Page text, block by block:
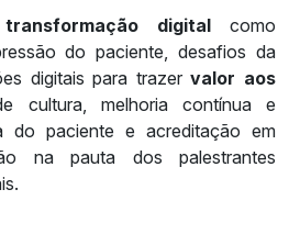
digitalcomo
do paciente, desafios da
digitais para trazervalor aos
cultura, melhoria contínua e
do paciente e acreditação em
na pauta dos palestrantes